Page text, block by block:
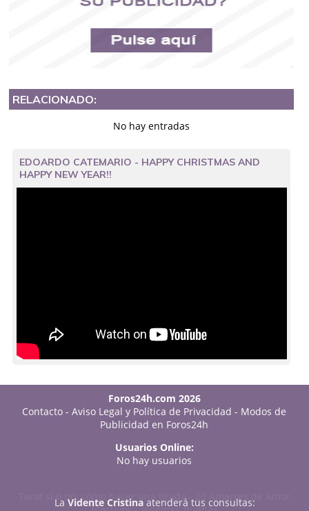
RELACIONADO:
No hay entradas
EDOARDO CATEMARIO - HAPPY CHRISTMAS AND
HAPPY NEW YEAR!!
Foros24h.com 2026
Contacto -Aviso Legal y Política de Privacidad - Modos de
Publicidad en Foros24h
Usuarios Online:
No hay usuarios
Tarot sí o no: cómo hacer una tirada-
20 Amarres de Amor
La Vidente Cristinaatenderá tus consultas: